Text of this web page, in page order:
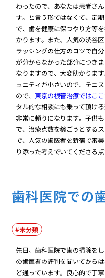
わったので、あなたは患者さ
す。と言う形ではなくて、定
で、歯を健康に保つやり方等
かります。また、人気の渋谷
ラッシングの仕方のコツで自
が分からなかった部分につき
なりますので、大変助かりま
ュニティが小さいので、テニ
ので、東京の根管治療ではこ
タル的な相談にも乗って頂け
非常に頼りになります。子供
で、治療点数を稼ごうとする
で、人気の歯医者を新宿で審
り添った考えでいてくださる
歯科医院での
未分類
先日、歯科医院で歯の掃除を
の歯医者の評判を聞いてから
ど通っています。良心的で丁